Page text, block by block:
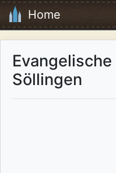
Home
Söllingen